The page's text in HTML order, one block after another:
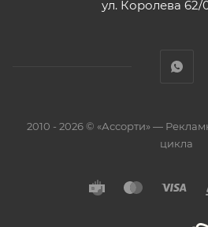
ул. Королева 62/
2010 - 2026 © «Ассорти» —
цикла